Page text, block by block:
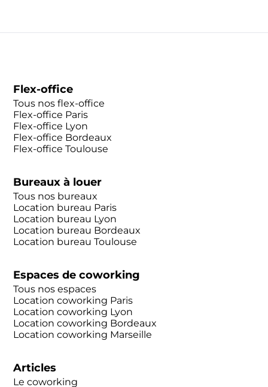
Flex-office
Tous nos flex-office
Flex-office Paris
Flex-office Lyon
Flex-office Bordeaux
Flex-office Toulouse
Bureaux à louer
Tous nos bureaux
Location bureau Paris
Location bureau Lyon
Location bureau Bordeaux
Location bureau Toulouse
Espaces de coworking
Tous nos espaces
Location coworking Paris
Location coworking Lyon
Location coworking Bordeaux
Location coworking Marseille
Articles
Le coworking